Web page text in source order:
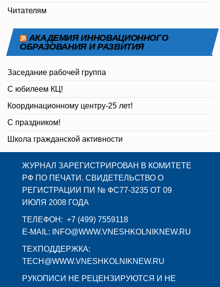
Читателям
АКАДЕМИЯ ИННОВАЦИОННОГО
ОБРАЗОВАНИЯ И РАЗВИТИЯ
Заседание рабочей группа
С юбилеем КЦ!
Координационному центру-25 лет!
С праздником!
Школа гражданской активности
ЖУРНАЛ ЗАРЕГИСТРИРОВАН В КОМИТЕТЕ
РФ ПО ПЕЧАТИ. СВИДЕТЕЛЬСТВО О
РЕГИСТРАЦИИ ПИ № ФС77-3235 ОТ 09
ИЮЛЯ 2008 ГОДА
ТЕЛЕФОН: +7 (499) 7559118
E-MAIL: INFO@WWW.VNESHKOLNIKNEW.RU
ТЕХПОДДЕРЖКА:
TECH@WWW.VNESHKOLNIKNEW.RU
РУКОПИСИ НЕ РЕЦЕНЗИРУЮТСЯ И НЕ